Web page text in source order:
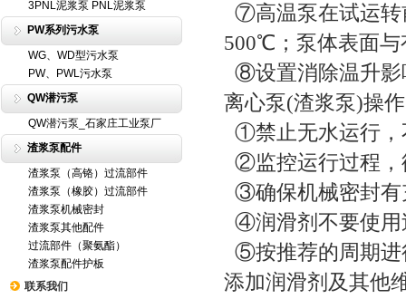
3PNL泥浆泵 PNL泥浆泵
PW系列污水泵
WG、WD型污水泵
PW、PWL污水泵
QW潜污泵
QW潜污泵_石家庄工业泵厂
渣浆泵配件
渣浆泵（高铬）过流部件
渣浆泵（橡胶）过流部件
渣浆泵机械密封
渣浆泵其他配件
过流部件（聚氨酯）
渣浆泵配件护板
联系我们
⑦高温泵在试运转
500℃；泵体表面与
⑧设置消除温升影
离心泵(渣浆泵)操
①禁止无水运行，
②监控运行过程，
③确保机械密封有
④润滑剂不要使用
⑤按推荐的周期进
添加润滑剂及其他